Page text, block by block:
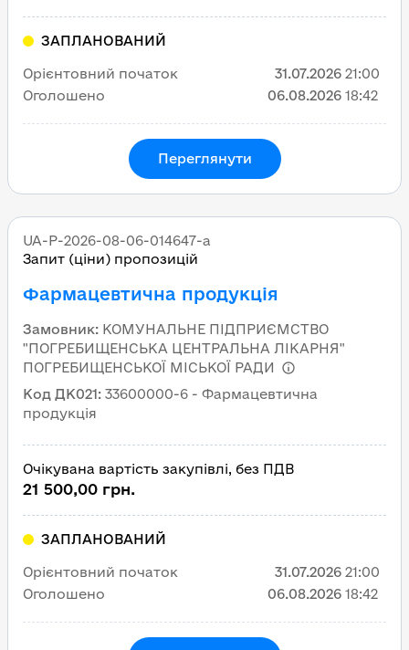
ЗАПЛАНОВАНИЙ
Орієнтовний початок 31.07.2026 21:00
Оголошено
06.08.2026 18:42
Переглянути
UA-P-2026-08-06-014647-a
Запит (ціни) пропозицій
Фармацевтична продукція
Замовник: КОМУНАЛЬНЕ ПІДПРИЄМСТВО
"ПОГРЕБИЩЕНСЬКА ЦЕНТРАЛЬНА ЛІКАРНЯ"
ПОГРЕБИЩЕНСЬКОЇ МІСЬКОЇ РАДИ
Код ДК021: 33600000-6 - Фармацевтична
продукція
Очікувана вартість закупівлі, без ПДВ
21 500,00 грн.
ЗАПЛАНОВАНИЙ
Орієнтовний початок 31.07.2026 21:00
Оголошено
06.08.2026 18:42